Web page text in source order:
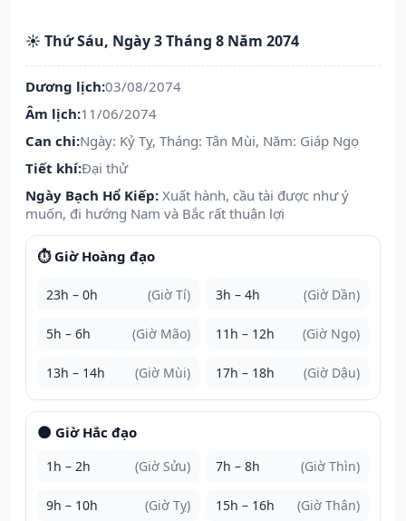
☀️ Thứ Sáu, Ngày 3 Tháng 8 Năm 2074
Dương lịch:03/08/2074
Âm lịch:11/06/2074
Can chi:Ngày: Kỷ Tỵ, Tháng: Tân Mùi, Năm: Giáp Ngọ
Tiết khí:Đại thử
Ngày Bạch Hổ Kiếp: Xuất hành, cầu tài được như ý
muốn, đi hướng Nam và Bắc rất thuận lợi
⏱️ Giờ Hoàng đạo
23h – 0h (Giờ Tí) 3h – 4h (Giờ Dần)
5h – 6h (Giờ Mão) 11h – 12h (Giờ Ngọ)
13h – 14h (Giờ Mùi) 17h – 18h (Giờ Dậu)
🌑 Giờ Hắc đạo
1h – 2h (Giờ Sửu) 7h – 8h (Giờ Thìn)
9h – 10h (Giờ Tỵ) 15h – 16h (Giờ Thân)